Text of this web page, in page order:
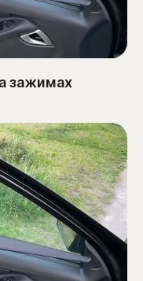
зажимах